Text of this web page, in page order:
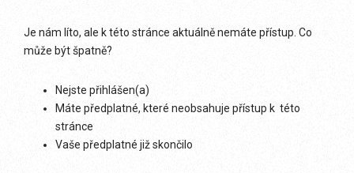
Je nám líto, ale k této stránce aktuálně nemáte přístup. Co
může být špatně?
Nejste přihlášen(a)
Máte předplatné, které neobsahuje přístup k této
stránce
Vaše předplatné již skončilo